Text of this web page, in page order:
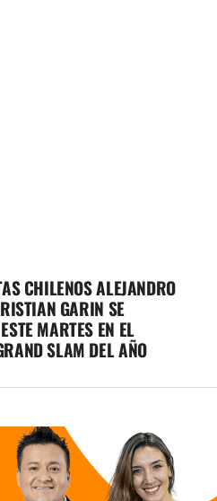
CHILENOS ALEJANDRO
GARIN SE
MARTES EN EL
SLAM DEL AÑO